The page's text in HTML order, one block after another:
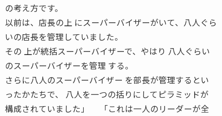
の考え方です。
以前は、店長の上 にスーパーバイザーがいて、八人ぐら
いの店長を管理していました。
その 上が統括スーパーバイザーで、やはり 八人ぐらい
のスーパーバイザーを管理 する。
さらに八人のスーパーバイザー を部長が管理するとい
ったかたちで、 八人を一つの括りにしてピラミッドが
構成されていました」 「これは一人のリーダーが全